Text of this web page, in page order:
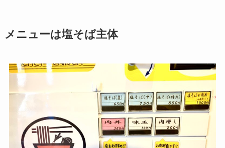
メニューは塩そば主体